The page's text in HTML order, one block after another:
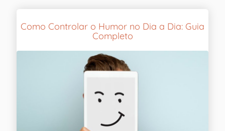
Como Controlar o Humor no Dia a Dia: Guia
Completo